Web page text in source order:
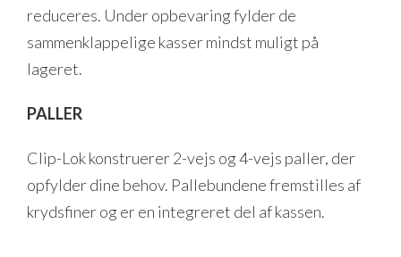
reduceres. Under opbevaring fylder de
sammenklappelige kasser mindst muligt på
lageret.
PALLER
Clip-Lok konstruerer 2-vejs og 4-vejs paller, der
opfylder dine behov. Pallebundene fremstilles af
krydsfiner og er en integreret del af kassen.